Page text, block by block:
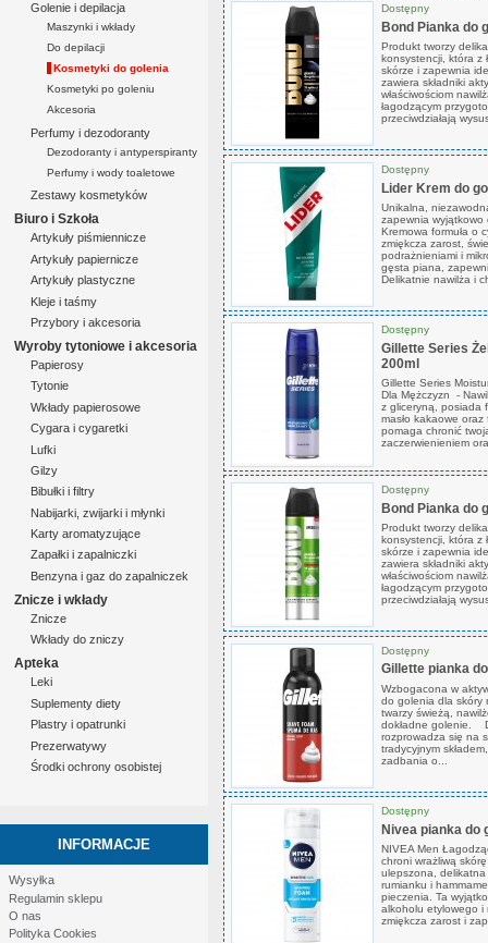
Golenie i depilacja
Maszynki i wkłady
Do depilacji
Kosmetyki do golenia
Kosmetyki po goleniu
Akcesoria
Perfumy i dezodoranty
Dezodoranty i antyperspiranty
Perfumy i wody toaletowe
Zestawy kosmetyków
Biuro i Szkoła
Artykuły piśmiennicze
Artykuły papiernicze
Artykuły plastyczne
Kleje i taśmy
Przybory i akcesoria
Wyroby tytoniowe i akcesoria
Papierosy
Tytonie
Wkłady papierosowe
Cygara i cygaretki
Lufki
Gilzy
Bibułki i filtry
Nabijarki, zwijarki i młynki
Karty aromatyzujące
Zapałki i zapalniczki
Benzyna i gaz do zapalniczek
Znicze i wkłady
Znicze
Wkłady do zniczy
Apteka
Leki
Suplementy diety
Plastry i opatrunki
Prezerwatywy
Środki ochrony osobistej
INFORMACJE
Wysyłka
Regulamin sklepu
O nas
Polityka Cookies
Dostępny
Bond Pianka do
Produkt tworzy
konsystencji, która z
skórze i zapewnia
zawiera składniki
właściwościom
łagodzącym
przeciwdziałają
Dostępny
Lider Krem do
Unikalna,
zapewnia wyjątkowo
Kremowa formuła o
zmiękcza zarost,
podrażnieniami i
gęsta piana,
Delikatnie nawilża i
Dostępny
Gillette Series
200ml
Gillette Series
Dla Mężczyzn -
z gliceryną, posiada
masło kakaowe
pomaga chronić
zaczerwienieniem
Dostępny
Bond Pianka do
Produkt tworzy
konsystencji, która z
skórze i zapewnia
zawiera składniki
właściwościom
łagodzącym
przeciwdziałają
Dostępny
Gillette pianka
Wzbogacona w
do golenia dla skóry
twarzy świeżą,
dokładne golenie.
rozprowadza się na
tradycyjnym
zadbania o...
Dostępny
Nivea pianka do
NIVEA Men
chroni wrażliwą
ulepszona, delikatna
rumianku i
pieczenia. Ta
alkoholu etylowego i
zmiękcza zarost i